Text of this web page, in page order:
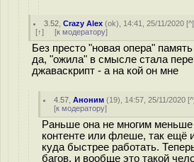
3.52 ,Crazy Alex (ok), 14:41, 25/11/2020 [^
[↑] [к модератору]
Без престо "новая опера"
да, "ожила" в смысле стала
джаваскрипт - а на кой он мне
4.57 ,Аноним (19), 14:57, 25/11/2020 [^
[к модератору]
Раньше она не многим
контенте или флеше, так ещё
куда быстрее работать.
багов, и вообще это такой